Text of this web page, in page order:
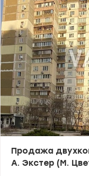
Развитая
центры: Фестивальный,
Novus, Varus, АТБ. Фора и
SportLife, больница,
транспортное
рядом - остановка
автобусы, маршрутки.
Цена: 95000у.е. Комисия
valion.ua/1148331
Продажа
А. Экстер (М.